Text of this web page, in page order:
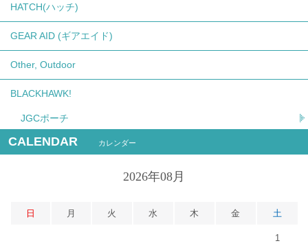
HATCH(ハッチ)
GEAR AID (ギアエイド)
Other, Outdoor
BLACKHAWK!
JGCポーチ
CALENDAR カレンダー
2026年08月
日 月 火 水 木 金 土
1